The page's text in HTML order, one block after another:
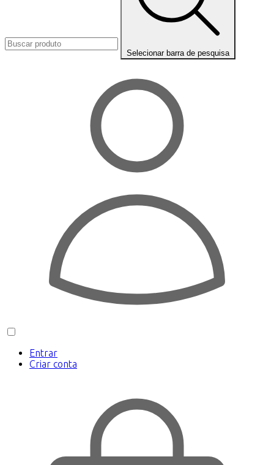
Selecionar barra de pesquisa
Entrar
Criar conta